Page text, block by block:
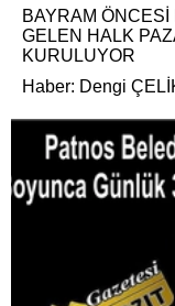
BAYRAM ÖNCESİ
GELEN HALK
KURULUYOR
Haber: Dengi